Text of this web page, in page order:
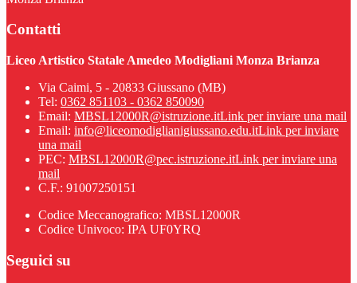
Contatti
Liceo Artistico Statale Amedeo Modigliani Monza Brianza
Via Caimi, 5 - 20833 Giussano (MB)
Tel: 0362 851103 - 0362 850090
Email: MBSL12000R@istruzione.itLink per inviare una mail
Email: info@liceomodiglianigiussano.edu.itLink per inviare
una mail
PEC: MBSL12000R@pec.istruzione.itLink per inviare una
mail
C.F.: 91007250151
Codice Meccanografico: MBSL12000R
Codice Univoco: IPA UF0YRQ
Seguici su